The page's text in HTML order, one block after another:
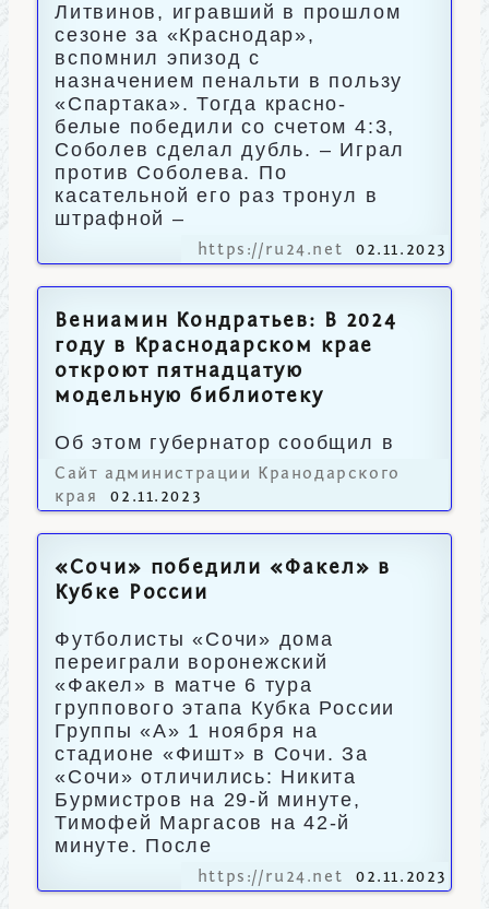
Литвинов, игравший в прошлом
сезоне за «Краснодар»,
вспомнил эпизод с
назначением пенальти в пользу
«Спартака». Тогда красно-
белые победили со счетом 4:3,
Соболев сделал дубль. – Играл
против Соболева. По
касательной его раз тронул в
штрафной –
https://ru24.net 02.11.2023
Вениамин Кондратьев: В 2024
году в Краснодарском крае
откроют пятнадцатую
модельную библиотеку
Об этом губернатор сообщил в
своих социальных сетях.
Сайт администрации Кранодарского
края
02.11.2023
«Сочи» победили «Факел» в
Кубке России
Футболисты «Сочи» дома
переиграли воронежский
«Факел» в матче 6 тура
группового этапа Кубка России
Группы «А» 1 ноября на
стадионе «Фишт» в Сочи. За
«Сочи» отличились: Никита
Бурмистров на 29-й минуте,
Тимофей Маргасов на 42-й
минуте. После
https://ru24.net 02.11.2023